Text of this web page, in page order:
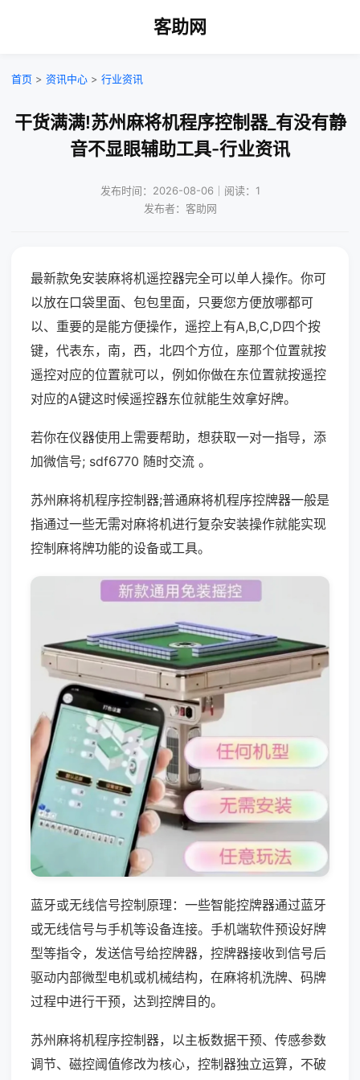
客助网
首页 > 资讯中心 > 行业资讯
干货满满!苏州麻将机程序控制器_有没有静
音不显眼辅助工具-行业资讯
发布时间：2026-08-06｜阅读：1
发布者：客助网
最新款免安装麻将机遥控器完全可以单人操作。你可
以放在口袋里面、包包里面，只要您方便放哪都可
以、重要的是能方便操作，遥控上有A,B,C,D四个按
键，代表东，南，西，北四个方位，座那个位置就按
遥控对应的位置就可以，例如你做在东位置就按遥控
对应的A键这时候遥控器东位就能生效拿好牌。
若你在仪器使用上需要帮助，想获取一对一指导，添
加微信号; sdf6770 随时交流 。
苏州麻将机程序控制器;普通麻将机程序控牌器一般是
指通过一些无需对麻将机进行复杂安装操作就能实现
控制麻将牌功能的设备或工具。
蓝牙或无线信号控制原理：一些智能控牌器通过蓝牙
或无线信号与手机等设备连接。手机端软件预设好牌
型等指令，发送信号给控牌器，控牌器接收到信号后
驱动内部微型电机或机械结构，在麻将机洗牌、码牌
过程中进行干预，达到控牌目的。
苏州麻将机程序控制器，以主板数据干预、传感参数
调节、磁控阈值修改为核心，控制器独立运算，不破